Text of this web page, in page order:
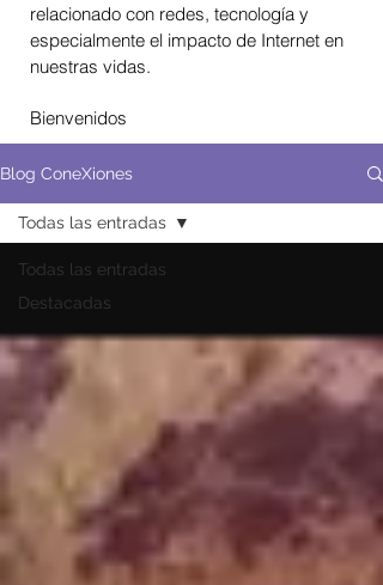
relacionado con redes, tecnología y
especialmente el impacto de Internet en
nuestras vidas.
Bienvenidos
Blog ConeXiones
Todas las entradas
Destacadas
Todas las entradas